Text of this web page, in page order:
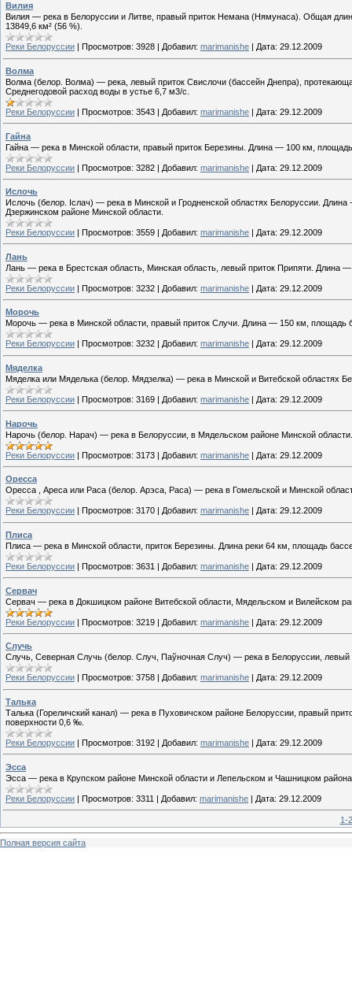
Вилия
Вилия — река в Белоруссии и Литве, правый приток Немана (Нямунаса). Общая
13849,6 км² (56 %).
Реки Белоруссии | Просмотров: 3928 | Добавил: marimanishe | Дата: 29.12.2009
Волма
Волма (белор. Волма) — река, левый приток Свислочи (бассейн Днепра),
Среднегодовой расход воды в устье 6,7 м3/с.
Реки Белоруссии | Просмотров: 3543 | Добавил: marimanishe | Дата: 29.12.2009
Гайна
Гайна — река в Минской области, правый приток Березины. Длина — 100 км,
Реки Белоруссии | Просмотров: 3282 | Добавил: marimanishe | Дата: 29.12.2009
Ислочь
Ислочь (белор. Іслач) — река в Минской и Гродненской областях Белоруссии.
Дзержинском районе Минской области.
Реки Белоруссии | Просмотров: 3559 | Добавил: marimanishe | Дата: 29.12.2009
Лань
Лань — река в Брестская область, Минская область, левый приток Припяти.
Реки Белоруссии | Просмотров: 3232 | Добавил: marimanishe | Дата: 29.12.2009
Морочь
Морочь — река в Минской области, правый приток Случи. Длина — 150 км, площадь
Реки Белоруссии Просмотров: 3232 Добавил: marimanishe Дата: 29.12.2009
Мяделка
Мяделка или Мяделька (белор. Мядзелка) — река в Минской и Витебской областях
Реки Белоруссии | Просмотров: 3169 | Добавил: marimanishe | Дата: 29.12.2009
Нарочь
Нарочь (белор. Нарач) — река в Белоруссии, в Мядельском районе Минской
Реки Белоруссии | Просмотров: 3173 | Добавил: marimanishe | Дата: 29.12.2009
Оресса
Оресса , Ареса или Раса (белор. Арэса, Раса) — река в Гомельской и Минской
Реки Белоруссии Просмотров: 3170 Добавил: marimanishe Дата: 29.12.2009
Плиса
Плиса — река в Минской области, приток Березины. Длина реки 64 км, площадь
Реки Белоруссии | Просмотров: 3631 | Добавил: marimanishe | Дата: 29.12.2009
Сервач
Сервач — река в Докшицком районе Витебской области, Мядельском и Вилейском
Реки Белоруссии | Просмотров: 3219 | Добавил: marimanishe | Дата: 29.12.2009
Случь
Случь, Северная Случь (белор. Случ, Паўночная Случ) — река в Белоруссии, левый
Реки Белоруссии Просмотров: 3758 Добавил: marimanishe Дата: 29.12.2009
Талька
Талька (Гореличский канал) — река в Пуховичском районе Белоруссии, правый
поверхности 0,6 ‰.
Реки Белоруссии | Просмотров: 3192 | Добавил: marimanishe | Дата: 29.12.2009
Эсса
Эсса — река в Крупском районе Минской области и Лепельском и Чашницком
Реки Белоруссии | Просмотров: 3311 | Добавил: marimanishe | Дата: 29.12.2009
1-
Полная версия сайта